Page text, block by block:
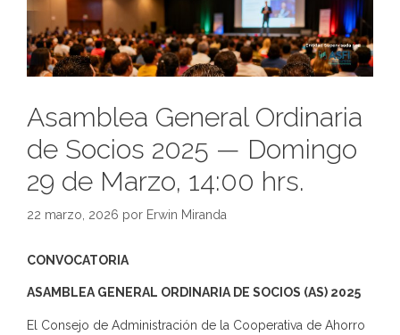
Asamblea General Ordinaria
de Socios 2025 — Domingo
29 de Marzo, 14:00 hrs.
22 marzo, 2026 por Erwin Miranda
CONVOCATORIA
ASAMBLEA GENERAL ORDINARIA DE SOCIOS (AS) 2025
El Consejo de Administración de la Cooperativa de Ahorro